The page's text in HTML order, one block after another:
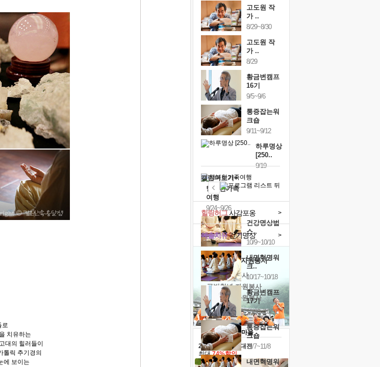
로
치유하는
대의 힐러들이
톨릭 추기경의
에 보이는
고도원 작
가 ..
8/29~8/30
고도원 작
가 ..
8/29
황금변캠프
16기
9/5~9/6
통증잡는워
크숍
9/11~9/12
하루명상
[250..
9/19
행복한가족
여행
9/24~9/26
건강명상법
스..
10/9~10/10
내면혁명워
크..
10/17~10/18
황금변캠프
17기
10/30~10/31
통증잡는워
크숍
11/7~11/8
내면혁명워
캘린더보기+
예술치유걷기명상 >
힐링허그사감포옹 >
'옹달샘의 꽃'자원봉사
· 청년 자원봉사
· 금빛청년 자원봉사
· 음식연구 자원봉사
2026 말복 보양대전
최대74%할인